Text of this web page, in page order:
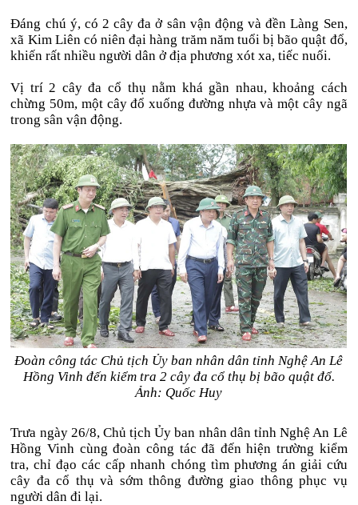
Đáng chú ý, có 2 cây đa ở sân vận động và đền Làng Sen,
xã Kim Liên có niên đại hàng trăm năm tuổi bị bão quật đổ,
khiến rất nhiều người dân ở địa phương xót xa, tiếc nuối.
Vị trí 2 cây đa cổ thụ nằm khá gần nhau, khoảng cách
chừng 50m, một cây đổ xuống đường nhựa và một cây ngã
trong sân vận động.
Đoàn công tác Chủ tịch Ủy ban nhân dân tỉnh Nghệ An Lê
Hồng Vinh đến kiểm tra 2 cây đa cổ thụ bị bão quật đổ.
Ảnh: Quốc Huy
Trưa ngày 26/8, Chủ tịch Ủy ban nhân dân tỉnh Nghệ An Lê
Hồng Vinh cùng đoàn công tác đã đến hiện trường kiểm
tra, chỉ đạo các cấp nhanh chóng tìm phương án giải cứu
cây đa cổ thụ và sớm thông đường giao thông phục vụ
người dân đi lại.